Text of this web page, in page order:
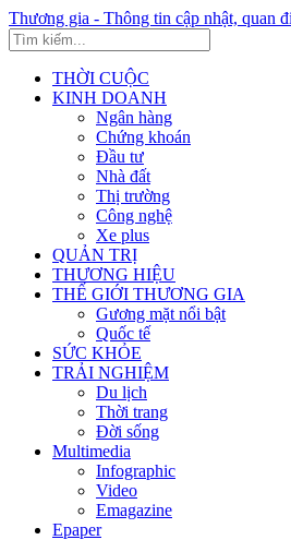
Thương gia - Thông tin cập nhật, quan
THỜI CUỘC
KINH DOANH
Ngân hàng
Chứng khoán
Đầu tư
Nhà đất
Thị trường
Công nghệ
Xe plus
QUẢN TRỊ
THƯƠNG HIỆU
THẾ GIỚI THƯƠNG GIA
Gương mặt nổi bật
Quốc tế
SỨC KHỎE
TRẢI NGHIỆM
Du lịch
Thời trang
Đời sống
Multimedia
Infographic
Video
Emagazine
Epaper